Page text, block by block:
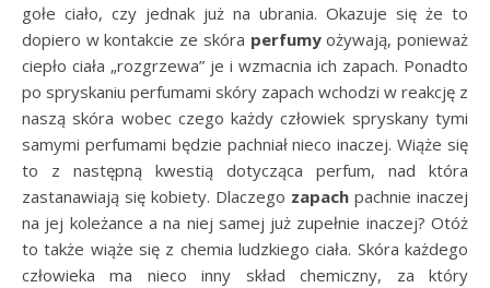
gołe ciało, czy jednak już na ubrania. Okazuje się że to
dopiero w kontakcie ze skóra perfumyożywają, ponieważ
ciepło ciała „rozgrzewa” je i wzmacnia ich zapach. Ponadto
po spryskaniu perfumami skóry zapach wchodzi w reakcję z
naszą skóra wobec czego każdy człowiek spryskany tymi
samymi perfumami będzie pachniał nieco inaczej. Wiąże się
to z następną kwestią dotycząca perfum, nad która
zastanawiają się kobiety. Dlaczego zapach pachnie inaczej
na jej koleżance a na niej samej już zupełnie inaczej? Otóż
to także wiąże się z chemia ludzkiego ciała. Skóra każdego
człowieka ma nieco inny skład chemiczny, za który